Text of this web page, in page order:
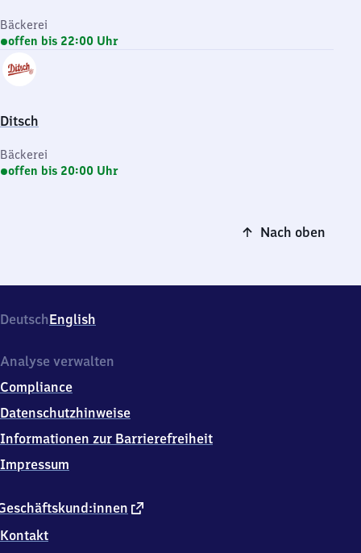
Bäckerei
offen bis 22:00 Uhr
Ditsch
Bäckerei
offen bis 20:00 Uhr
Nach oben
DeutschEnglish
externer
Kontakt
Analyse verwalten
Compliance
Datenschutzhinweise
Informationen zur Barrierefreiheit
Impressum